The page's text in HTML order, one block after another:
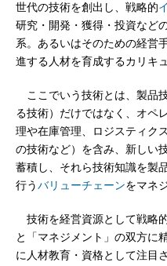
世代の技術を創出し、戦略的
研究・開発・獲得・投資など
系。あるいはそのための経営
進する人材を育成するカリキ
ここでいう技術とは、製品
る技術）だけではなく、オペ
理や在庫管理、ロジスティク
の技術など）を含み、新しい
蓄積し、それら技術知識を製
行うバリューチェーンをマネ
技術を経営資源として戦略
と「マネジメント」の双方に
に人材教育・資格として注目